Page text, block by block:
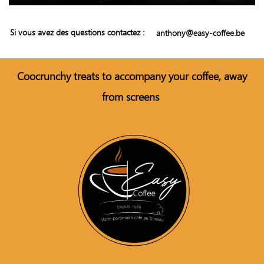
Si vous avez des questions contactez : anthony@easy-coffee.be
Coocrunchy treats to accompany your coffee, away
from screens